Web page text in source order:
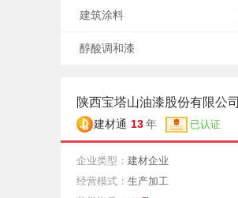
建筑涂料
醇酸调和漆
陕西宝塔山油漆股份有限公司
建材通 13 年 已认证
企业类型： 建材企业
经营模式： 生产加工